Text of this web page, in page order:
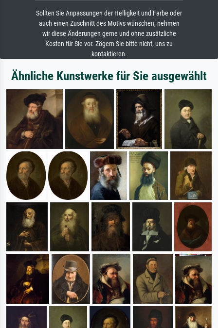
Sollten Sie Anpassungen der Helligkeit und Farbe oder
auch einen Zuschnitt des Motivs wünschen, nehmen
wir diese Änderungen gerne und ohne zusätzliche
Kosten für Sie vor. Zögern Sie bitte nicht, uns zu
kontaktieren.
Ähnliche Kunstwerke für Sie ausgewählt